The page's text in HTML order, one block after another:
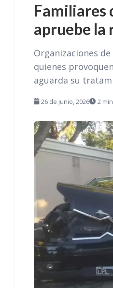
Familiares
apruebe la
Organizaciones
quienes
aguarda su
26 de junio, 2026 2 min